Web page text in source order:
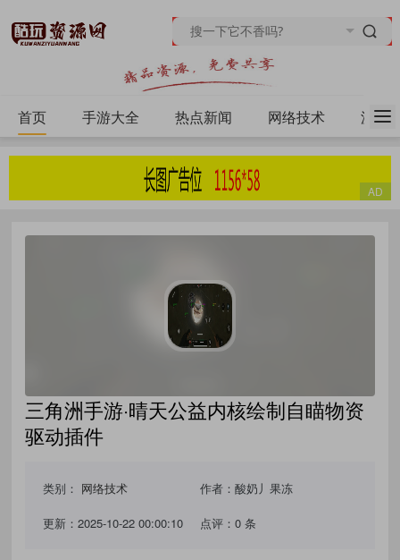
首页 手游大全 热点新闻 网络技术 源码
三角洲手游·晴天公益内核绘制自瞄物资
驱动插件
类别： 网络技术 作者：酸奶丿果冻
更新：2025-10-22 00:00:10 点评：0 条